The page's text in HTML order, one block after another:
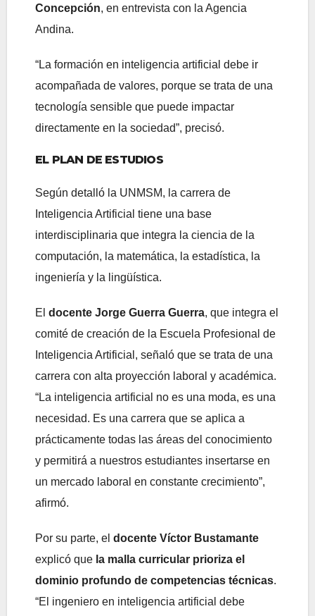
Concepción, en entrevista con la Agencia
Andina.
“La formación en inteligencia artificial debe ir
acompañada de valores, porque se trata de una
tecnología sensible que puede impactar
directamente en la sociedad”, precisó.
EL PLAN DE ESTUDIOS
Según detalló la UNMSM, la carrera de
Inteligencia Artificial tiene una base
interdisciplinaria que integra la ciencia de la
computación, la matemática, la estadística, la
ingeniería y la lingüística.
El docente Jorge Guerra Guerra, que integra el
comité de creación de la Escuela Profesional de
Inteligencia Artificial, señaló que se trata de una
carrera con alta proyección laboral y académica.
“La inteligencia artificial no es una moda, es una
necesidad. Es una carrera que se aplica a
prácticamente todas las áreas del conocimiento
y permitirá a nuestros estudiantes insertarse en
un mercado laboral en constante crecimiento”,
afirmó.
Por su parte, el docente Víctor Bustamante
explicó que la malla curricular prioriza el
dominio profundo de competencias técnicas.
“El ingeniero en inteligencia artificial debe